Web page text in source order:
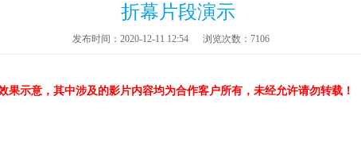
折幕片段演示
发布时间：2020-12-11 12:54 浏览次数： 7106
果示意，其中涉及的影片内容均为合作客户所有，未经允许请勿转载！